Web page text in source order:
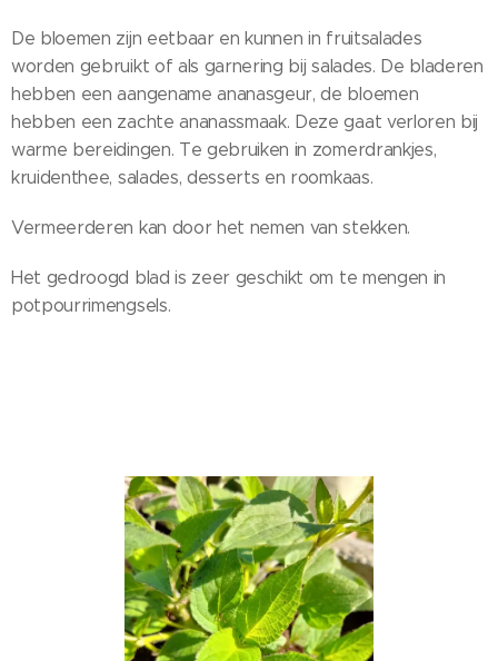
De bloemen zijn eetbaar en kunnen in fruitsalades
worden gebruikt of als garnering bij salades. De bladeren
hebben een aangename ananasgeur, de bloemen
hebben een zachte ananassmaak. Deze gaat verloren bij
warme bereidingen. Te gebruiken in zomerdrankjes,
kruidenthee, salades, desserts en roomkaas.
Vermeerderen kan door het nemen van stekken.
Het gedroogd blad is zeer geschikt om te mengen in
potpourrimengsels.